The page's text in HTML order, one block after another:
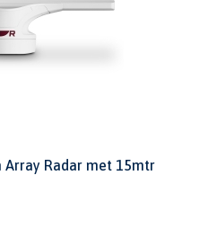
Radar met 15mtr